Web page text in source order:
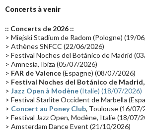
Groupe de Recherche Musicale
Passages radio Vidéo Jarrecast (16)
Les concerts en Chine(16) Cinéma
Synthé Roland(15) Belgique(15)
(14) Astronomie (14)
Tournée 2025(14) 2024(14) Chine(13)
Concerts à venir
:: Concerts de 2026 ::
> Miejski Stadium de Radom (Pologne) (19/
> Athènes SNFCC (22/06/2026)
> Festival Noches del Botánico de Madrid
> Amnesia, Ibiza (05/07/2026)
> FAR de Valence(Espagne) (08/07/2026)
> Festival Noches del Botánico de Madrid,
> Jazz Open à Modène(Italie) (18/07/2026)
> Festival Starlite Occident de Marbella
> Concert au Poney Club, Toulouse (16/07/
> Festival Jazz Open, Modène, Italie (18/07/
> Amsterdam Dance Event (21/10/2026)